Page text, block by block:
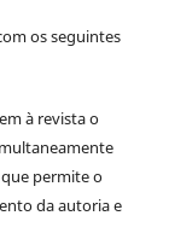
os seguintes
à revista o
permite o
da autoria e